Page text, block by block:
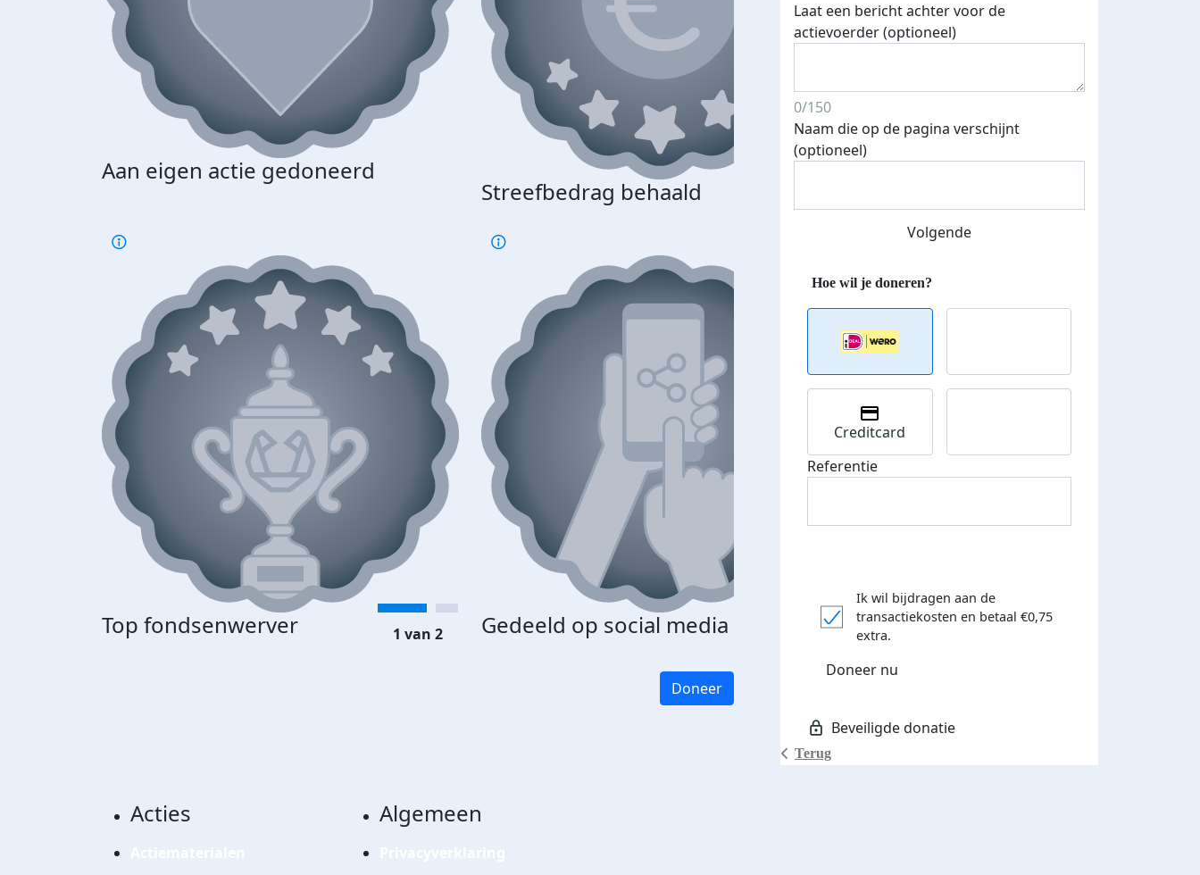
Aan eigen actie gedoneerd
Streefbedrag behaald
Top fondsenwerver Gedeeld op social media Donateurs bedankt
1 van 2
Doneer
Laat een bericht achter voor de
actievoerder (optioneel)
0/150
Naam die op de pagina verschijnt
(optioneel)
Volgende
Terug
Creditcard
Referentie
Ik wil bijdragen aan de
transactiekosten en betaal €0,75
extra.
Doneer nu
Acties Algemeen